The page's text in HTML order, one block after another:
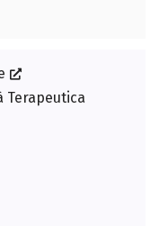
Terapeutica